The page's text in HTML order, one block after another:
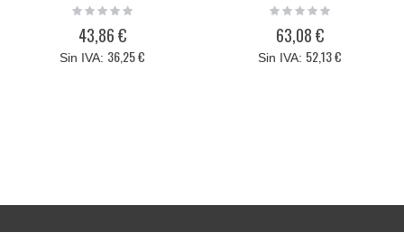
Rating:
43,86 €
36,25 €
Rating:
63,08 €
52,13 €